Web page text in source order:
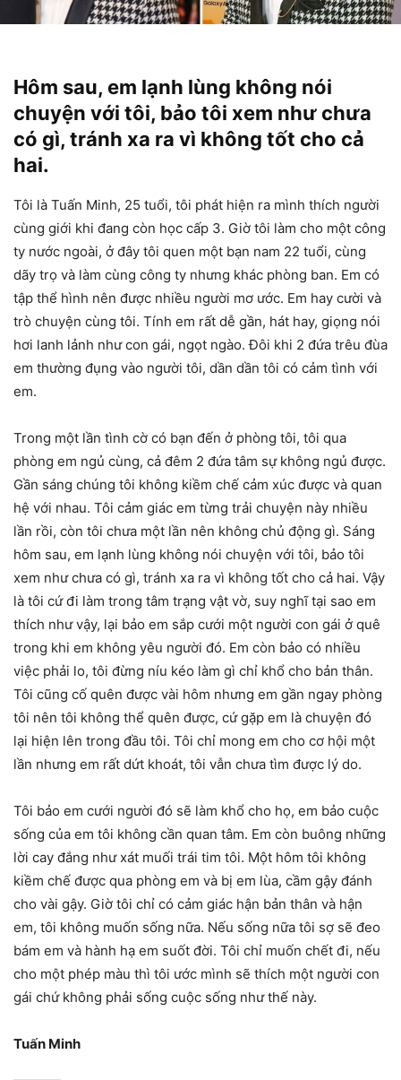
Hôm sau, em lạnh lùng không nói
chuyện với tôi, bảo tôi xem như chưa
có gì, tránh xa ra vì không tốt cho cả
hai.
Tôi là Tuấn Minh, 25 tuổi, tôi phát hiện ra mình thích người
cùng giới khi đang còn học cấp 3. Giờ tôi làm cho một công
ty nước ngoài, ở đây tôi quen một bạn nam 22 tuổi, cùng
dãy trọ và làm cùng công ty nhưng khác phòng ban. Em có
tập thể hình nên được nhiều người mơ ước. Em hay cười và
trò chuyện cùng tôi. Tính em rất dễ gần, hát hay, giọng nói
hơi lanh lảnh như con gái, ngọt ngào. Đôi khi 2 đứa trêu đùa
em thường đụng vào người tôi, dần dần tôi có cảm tình với
em.
Trong một lần tình cờ có bạn đến ở phòng tôi, tôi qua
phòng em ngủ cùng, cả đêm 2 đứa tâm sự không ngủ được.
Gần sáng chúng tôi không kiềm chế cảm xúc được và quan
hệ với nhau. Tôi cảm giác em từng trải chuyện này nhiều
lần rồi, còn tôi chưa một lần nên không chủ động gì. Sáng
hôm sau, em lạnh lùng không nói chuyện với tôi, bảo tôi
xem như chưa có gì, tránh xa ra vì không tốt cho cả hai. Vậy
là tôi cứ đi làm trong tâm trạng vật vờ, suy nghĩ tại sao em
thích như vậy, lại bảo em sắp cưới một người con gái ở quê
trong khi em không yêu người đó. Em còn bảo có nhiều
việc phải lo, tôi đừng níu kéo làm gì chỉ khổ cho bản thân.
Tôi cũng cố quên được vài hôm nhưng em gần ngay phòng
tôi nên tôi không thể quên được, cứ gặp em là chuyện đó
lại hiện lên trong đầu tôi. Tôi chỉ mong em cho cơ hội một
lần nhưng em rất dứt khoát, tôi vẫn chưa tìm được lý do.
Tôi bảo em cưới người đó sẽ làm khổ cho họ, em bảo cuộc
sống của em tôi không cần quan tâm. Em còn buông những
lời cay đắng như xát muối trái tim tôi. Một hôm tôi không
kiềm chế được qua phòng em và bị em lùa, cầm gậy đánh
cho vài gậy. Giờ tôi chỉ có cảm giác hận bản thân và hận
em, tôi không muốn sống nữa. Nếu sống nữa tôi sợ sẽ đeo
bám em và hành hạ em suốt đời. Tôi chỉ muốn chết đi, nếu
cho một phép màu thì tôi ước mình sẽ thích một người con
gái chứ không phải sống cuộc sống như thế này.
Tuấn Minh